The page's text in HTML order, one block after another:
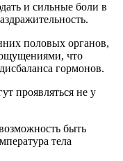
и сильные боли в
половых органов,
что
гормонов.
проявляться не у
быть
тела